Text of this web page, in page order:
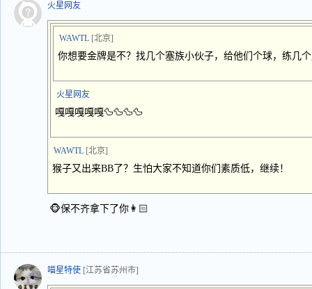
火星网友
WAWTL [北京]
你想要金牌是不？找几个塞族小伙子，给他们个球，练几
火星网友
嘎嘎嘎嘎嘎🦆🦆🦆🦆
WAWTL [北京]
猴子又出来BB了？生怕大家不知道你们素质低，继续！
🐵保不齐拿下了你👩🏻
喵星特使 [江苏省苏州市]